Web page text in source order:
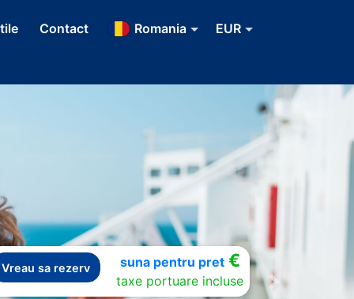
Contact Romania EUR
Vreau sa rezerv suna pentru pret€
taxe portuare incluse
Next